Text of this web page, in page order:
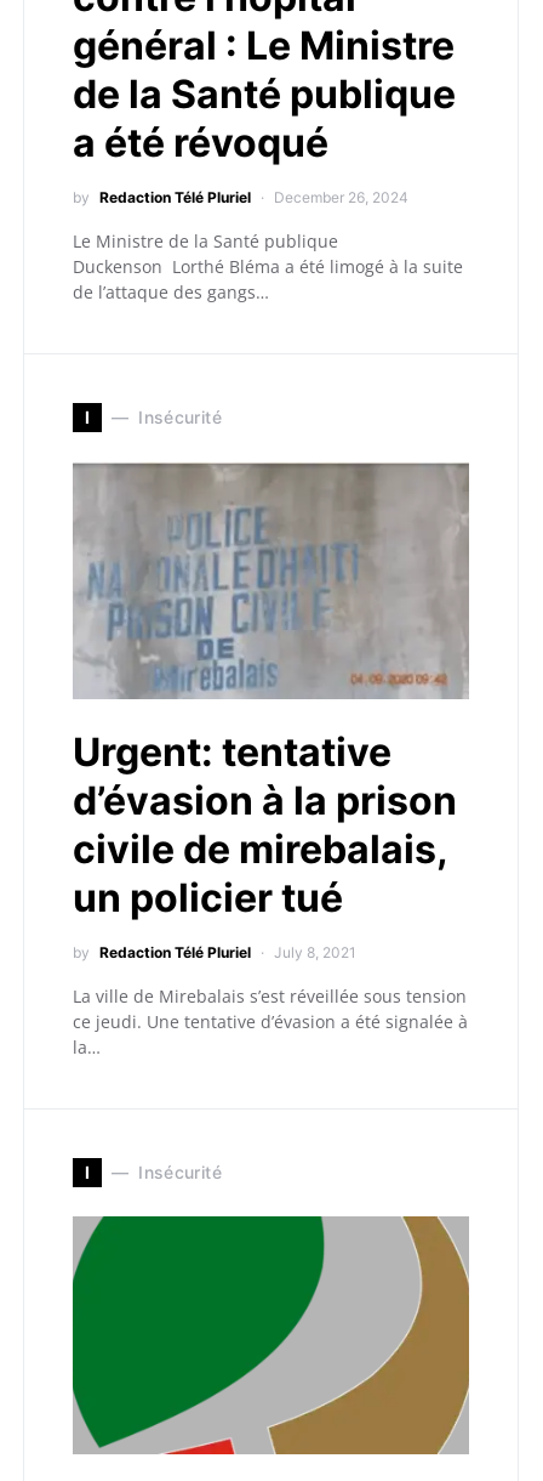
général : Le Ministre
de la Santé publique
a été révoqué
by Redaction Télé Pluriel December 26, 2024
Le Ministre de la Santé publique
Duckenson Lorthé Bléma a été limogé à la suite
de l’attaque des gangs…
I Insécurité
Urgent: tentative
d’évasion à la prison
civile de mirebalais,
un policier tué
by Redaction Télé Pluriel July 8, 2021
La ville de Mirebalais s’est réveillée sous tension
ce jeudi. Une tentative d’évasion a été signalée à
la…
I Insécurité